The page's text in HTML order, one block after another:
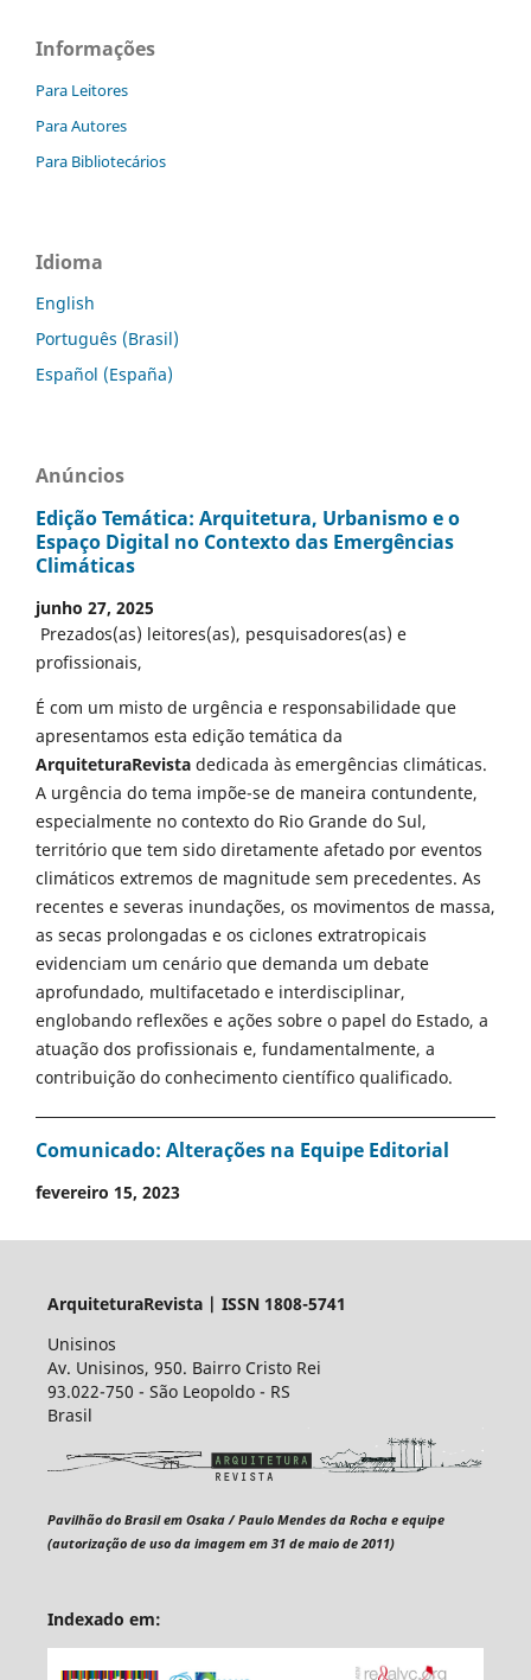
Informações
Para Leitores
Para Autores
Para Bibliotecários
Idioma
English
Português (Brasil)
Español (España)
Anúncios
Edição Temática: Arquitetura, Urbanismo e o
Espaço Digital no Contexto das Emergências
Climáticas
junho 27, 2025
Prezados(as) leitores(as), pesquisadores(as) e
profissionais,
É com um misto de urgência e responsabilidade que
apresentamos esta edição temática da
ArquiteturaRevista dedicada às emergências climáticas.
A urgência do tema impõe-se de maneira contundente,
especialmente no contexto do Rio Grande do Sul,
território que tem sido diretamente afetado por eventos
climáticos extremos de magnitude sem precedentes. As
recentes e severas inundações, os movimentos de massa,
as secas prolongadas e os ciclones extratropicais
evidenciam um cenário que demanda um debate
aprofundado, multifacetado e interdisciplinar,
englobando reflexões e ações sobre o papel do Estado, a
atuação dos profissionais e, fundamentalmente, a
contribuição do conhecimento científico qualificado.
Comunicado: Alterações na Equipe Editorial
fevereiro 15, 2023
ArquiteturaRevista | ISSN 1808-5741
Unisinos
Av. Unisinos, 950. Bairro Cristo Rei
93.022-750 - São Leopoldo - RS
Brasil
Pavilhão do Brasil em Osaka / Paulo Mendes da Rocha e equipe
(autorização de uso da imagem em 31 de maio de 2011)
Indexado em: